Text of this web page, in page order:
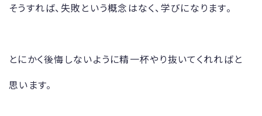
そうすれば、失敗という概念はなく、学びになります。
とにかく後悔しないように精一杯やり抜いてくれればと
思います。